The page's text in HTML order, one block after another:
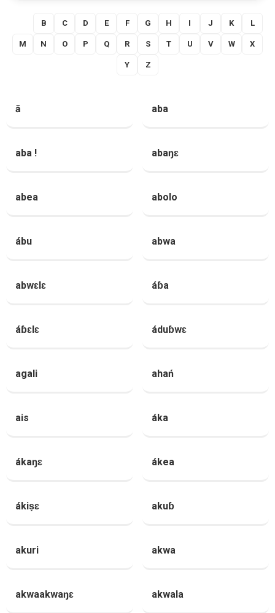
B C D E F G H I J K L
M N O P Q R S T U V W X
Y Z
ā aba
aba ! abaŋɛ
abea abolo
ábu abwa
abwɛlɛ áɓa
áɓɛlɛ áduɓwɛ
agali ahań
ais áka
ákaŋɛ ákea
ákiṣɛ akuɓ
akuri akwa
akwaakwaŋɛ akwala